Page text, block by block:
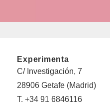
Experimenta
C/ Investigación, 7
28906 Getafe (Madrid)
T. +34 91 6846116